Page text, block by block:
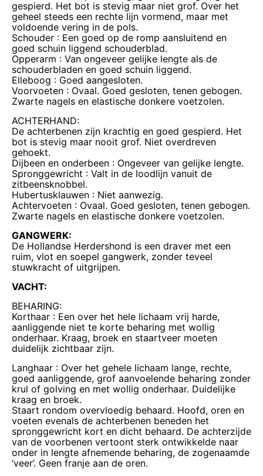
gespierd. Het bot is stevig maar niet grof. Over het
geheel steeds een rechte lijn vormend, maar met
voldoende vering in de pols.
Schouder : Een goed op de romp aansluitend en
goed schuin liggend schouderblad.
Opperarm : Van ongeveer gelijke lengte als de
schouderbladen en goed schuin liggend.
Elleboog : Goed aangesloten.
Voorvoeten : Ovaal. Goed gesloten, tenen gebogen.
Zwarte nagels en elastische donkere voetzolen.
ACHTERHAND:
De achterbenen zijn krachtig en goed gespierd. Het
bot is stevig maar nooit grof. Niet overdreven
gehoekt.
Dijbeen en onderbeen : Ongeveer van gelijke lengte.
Spronggewricht : Valt in de loodlijn vanuit de
zitbeensknobbel.
Hubertusklauwen : Niet aanwezig.
Achtervoeten : Ovaal. Goed gesloten, tenen gebogen.
Zwarte nagels en elastische donkere voetzolen.
GANGWERK:
De Hollandse Herdershond is een draver met een
ruim, vlot en soepel gangwerk, zonder teveel
stuwkracht of uitgrijpen.
VACHT:
BEHARING:
Korthaar : Een over het hele lichaam vrij harde,
aanliggende niet te korte beharing met wollig
onderhaar. Kraag, broek en staartveer moeten
duidelijk zichtbaar zijn.
Langhaar : Over het gehele lichaam lange, rechte,
goed aanliggende, grof aanvoelende beharing zonder
krul of golving en met wollig onderhaar. Duidelijke
kraag en broek.
Staart rondom overvloedig behaard. Hoofd, oren en
voeten evenals de achterbenen beneden het
spronggewricht kort en dicht behaard. De achterzijde
van de voorbenen vertoont sterk ontwikkelde naar
onder in lengte afnemende beharing, de zogenaamde
‘veer’. Geen franje aan de oren.